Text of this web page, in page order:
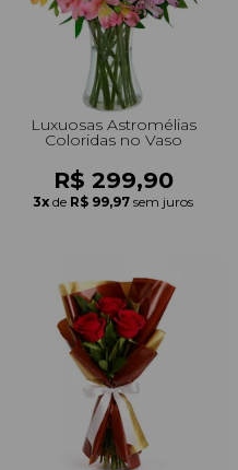
Luxuosas Astromélias
Coloridas no Vaso
R$ 299,90
3x de R$ 99,97 sem juros